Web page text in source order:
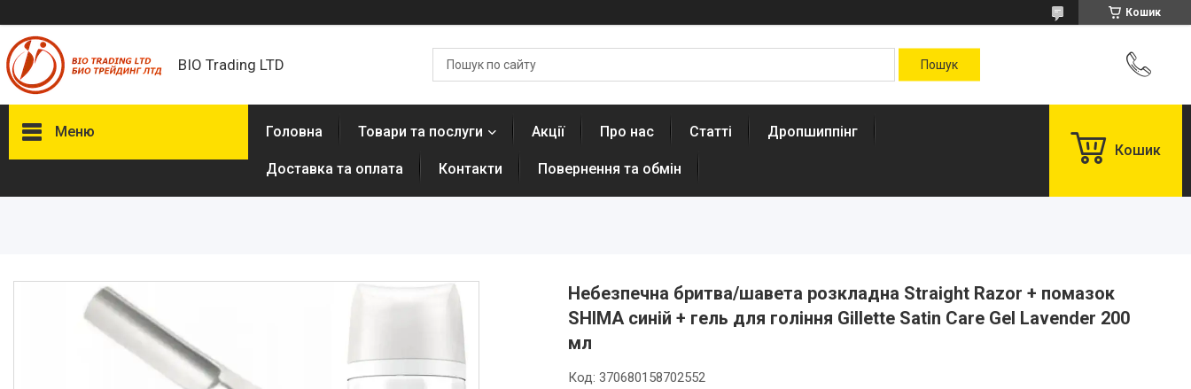
Кошик
BIO Trading LTD
Меню
Гігієна та здоров'я
Іграшки
Сумки, рюкзаки
Аксесуари з натуральної шкіри
Головна Товари та послуги Акції Про нас Статті Дропшиппінг
Доставка та оплата Контакти Повернення та обмін
Кошик
Небезпечна бритва/шавета розкладна Straight Razor + помазок
SHIMA синій + гель для гоління Gillette Satin Care Gel Lavender 200
мл
Код:370680158702552